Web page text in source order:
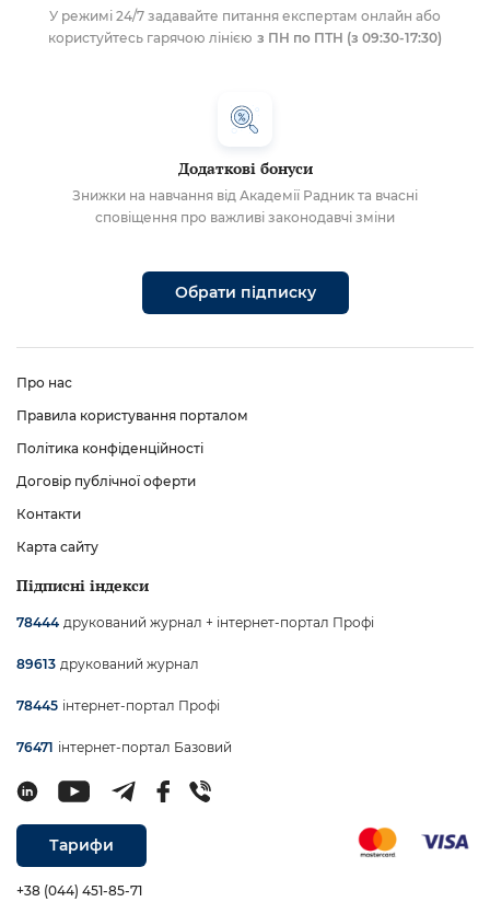
У режимі 24/7 задавайте питання експертам онлайн або
користуйтесь гарячою лінією з ПН по ПТН (з 09:30-17:30)
Додаткові бонуси
Знижки на навчання від Академії Радник та вчасні
сповіщення про важливі законодавчі зміни
Обрати підписку
Про нас
Правила користування порталом
Політика конфіденційності
Договір публічної оферти
Контакти
Карта сайту
Підписні індекси
78444 друкований журнал + інтернет-портал Профі
89613 друкований журнал
78445 інтернет-портал Профі
76471 інтернет-портал Базовий
Тарифи
+38 (044) 451-85-71